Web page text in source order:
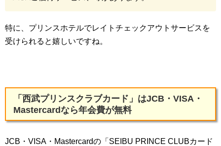
特に、プリンスホテルでレイトチェックアウトサービスを
受けられると嬉しいですね。
「西武プリンスクラブカード」はJCB・VISA・
Mastercardなら年会費が無料
JCB・VISA・Mastercardの「SEIBU PRINCE CLUBカード